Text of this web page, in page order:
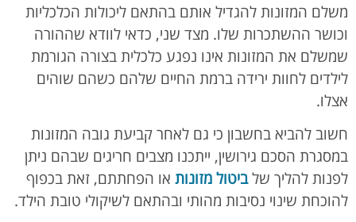
משלם המזונות להגדיל אותם בהתאם ליכולות הכלכליות
וכושר ההשתכרות שלו. מצד שני, כדאי לוודא שההורה
שמשלם את המזונות אינו נפגע כלכלית בצורה הגורמת
לילדים לחוות ירידה ברמת החיים שלהם כשהם שוהים
אצלו.
חשוב להביא בחשבון כי גם לאחר קביעת גובה המזונות
במסגרת הסכם גירושין, ייתכנו מצבים חריגים שבהם ניתן
לפנות להליך שלביטול מזונות או הפחתתם, זאת בכפוף
להוכחת שינוי נסיבות מהותי ובהתאם לשיקולי טובת הילד.